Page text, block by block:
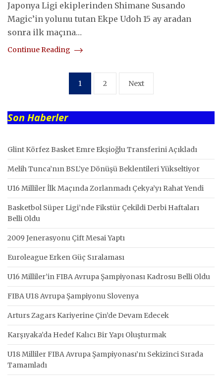
Japonya Ligi ekiplerinden Shimane Susando
Magic’in yolunu tutan Ekpe Udoh 15 ay aradan
sonra ilk maçına…
Continue Reading
sayfalaması
1 2 Next
Son Haberler
Glint Körfez Basket Emre Ekşioğlu Transferini Açıkladı
Melih Tunca’nın BSL’ye Dönüşü Beklentileri Yükseltiyor
U16 Milliler İlk Maçında Zorlanmadı Çekya’yı Rahat Yendi
Basketbol Süper Ligi’nde Fikstür Çekildi Derbi Haftaları
Belli Oldu
2009 Jenerasyonu Çift Mesai Yaptı
Euroleague Erken Güç Sıralaması
U16 Milliler’in FIBA Avrupa Şampiyonası Kadrosu Belli Oldu
FIBA U18 Avrupa Şampiyonu Slovenya
Arturs Zagars Kariyerine Çin’de Devam Edecek
Karşıyaka’da Hedef Kalıcı Bir Yapı Oluşturmak
U18 Milliler FIBA Avrupa Şampiyonası’nı Sekizinci Sırada
Tamamladı